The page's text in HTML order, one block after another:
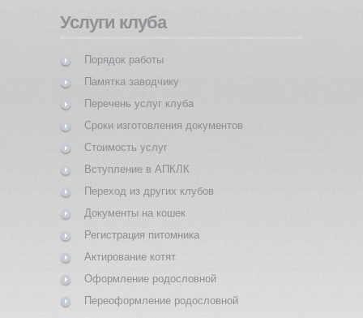
Услуги клуба
Порядок работы
Памятка заводчику
Перечень услуг клуба
Сроки изготовления документов
Стоимость услуг
Вступление в АПКЛК
Переход из других клубов
Документы на кошек
Регистрация питомника
Актирование котят
Оформление родословной
Переоформление родословной